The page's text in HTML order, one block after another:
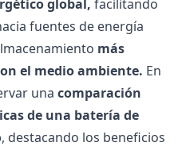
global, facilitando
fuentes de energía
más
el medio ambiente. En
una comparación
de una batería de
, destacando los beneficios